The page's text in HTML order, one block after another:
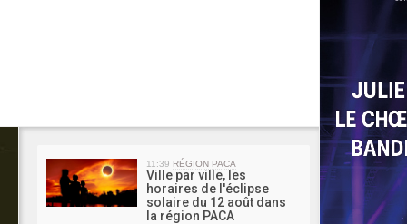
MA
11:39 RÉGION PACA
Ville par ville, les
horaires de l'éclipse
solaire du 12 août dans
la région PACA